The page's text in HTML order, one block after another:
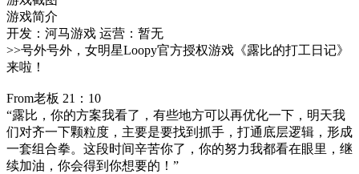
游戏简介
开发：河马游戏 运营：暂无
>>号外号外，女明星Loopy官方授权游戏《露比的打工日记》
来啦！
From老板 21：10
“露比，你的方案我看了，有些地方可以再优化一下，明天我
们对齐一下颗粒度，主要是要找到抓手，打通底层逻辑，形成
一套组合拳。这段时间辛苦你了，你的努力我都看在眼里，继
续加油，你会得到你想要的！”